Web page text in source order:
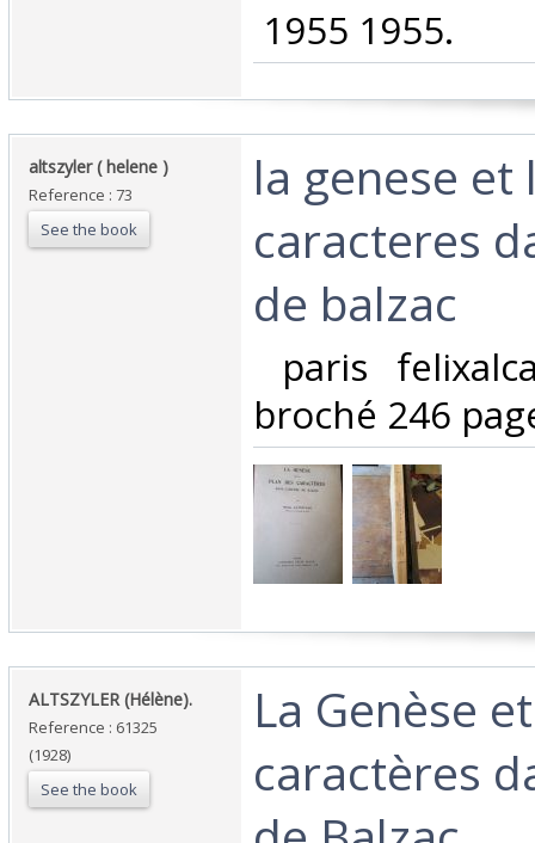
‎ 1955 1955.‎
‎altszyler ( helene )‎
Reference : 73
See the book
‎la genese et
caracteres
de balzac‎
paris
broché 246
‎ALTSZYLER (Hélène).‎
Reference : 61325
(1928)
See the book
‎La Genèse
caractères